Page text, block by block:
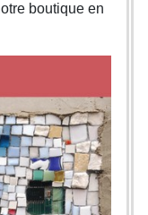
boutique en